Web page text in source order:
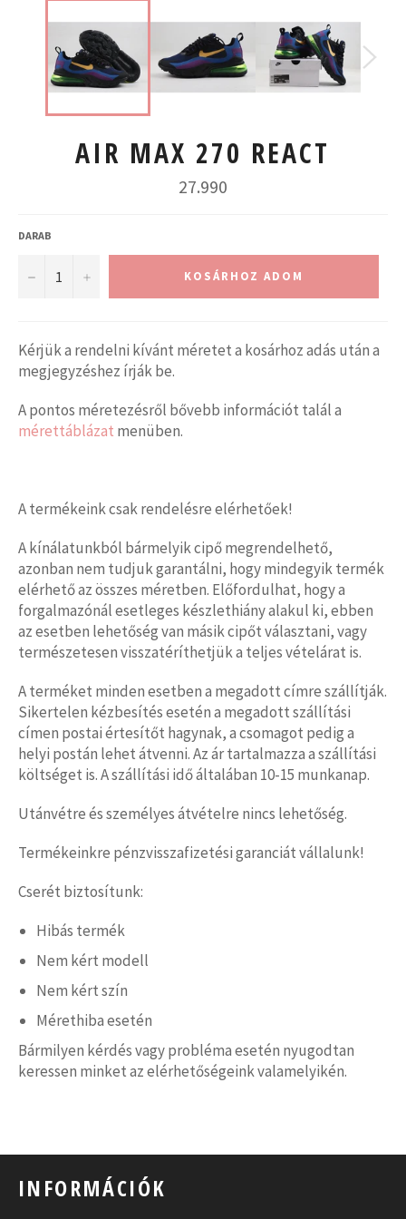
AIR MAX 270 REACT
Normál
ár
27.990
DARAB
− + KOSÁRHOZ ADOM
Kérjük a rendelni kívánt méretet a kosárhoz adás után a
megjegyzéshez írják be.
A pontos méretezésről bővebb információt talál a
mérettáblázat menüben.
A termékeink csak rendelésre elérhetőek!
A kínálatunkból bármelyik cipő megrendelhető,
azonban nem tudjuk garantálni, hogy mindegyik termék
elérhető az összes méretben. Előfordulhat, hogy a
forgalmazónál esetleges készlethiány alakul ki, ebben
az esetben lehetőség van másik cipőt választani, vagy
természetesen visszatéríthetjük a teljes vételárat is.
A terméket minden esetben a megadott címre szállítják.
Sikertelen kézbesítés esetén a megadott szállítási
címen postai értesítőt hagynak, a csomagot pedig a
helyi postán lehet átvenni. Az ár tartalmazza a szállítási
költséget is. A szállítási idő általában 10-15 munkanap.
Utánvétre és személyes átvételre nincs lehetőség.
Termékeinkre pénzvisszafizetési garanciát vállalunk!
Cserét biztosítunk:
Hibás termék
Nem kért modell
Nem kért szín
Mérethiba esetén
Bármilyen kérdés vagy probléma esetén nyugodtan
keressen minket az elérhetőségeink valamelyikén.
INFORMÁCIÓK